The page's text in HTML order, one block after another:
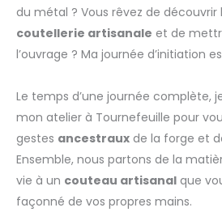
du métal ? Vous rêvez de découvrir
coutellerie artisanale et de
l’ouvrage ? Ma journée d’initiation
Le temps d’une journée complète,
mon atelier à Tournefeuille pour
gestes ancestraux de la forge et
Ensemble, nous partons de la
vie à un couteau artisanal que
façonné de vos propres mains.